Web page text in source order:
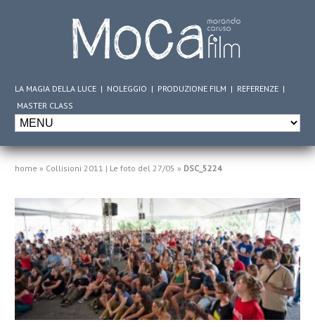
LA MAGIA DELLA LUCE | NOLEGGIO | PRODUZIONE FILM | REFERENZE |
MASTER CLASS
home » Collisioni 2011 | Le foto del 27/05 » DSC_5224